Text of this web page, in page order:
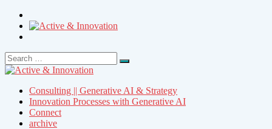
Search
for:
Search
Consulting || Generative AI & Strategy
Innovation Processes with Generative AI
Connect
archive